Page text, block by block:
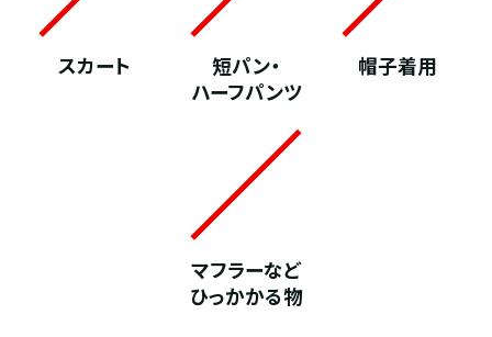
スカート
短パン・
ハーフパンツ
帽子着用
マフラーなど
ひっかかる物